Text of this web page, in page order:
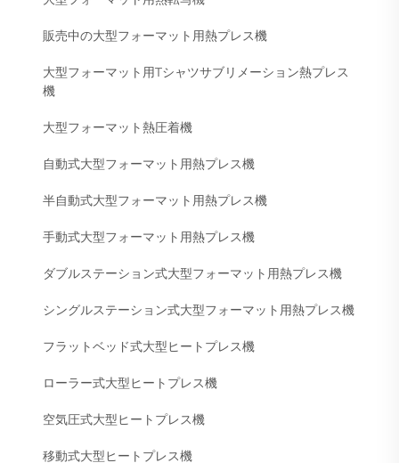
販売中の大型フォーマット用熱プレス機
大型フォーマット用Tシャツサブリメーション熱プレス
機
大型フォーマット熱圧着機
自動式大型フォーマット用熱プレス機
半自動式大型フォーマット用熱プレス機
手動式大型フォーマット用熱プレス機
ダブルステーション式大型フォーマット用熱プレス機
シングルステーション式大型フォーマット用熱プレス機
フラットベッド式大型ヒートプレス機
ローラー式大型ヒートプレス機
空気圧式大型ヒートプレス機
移動式大型ヒートプレス機